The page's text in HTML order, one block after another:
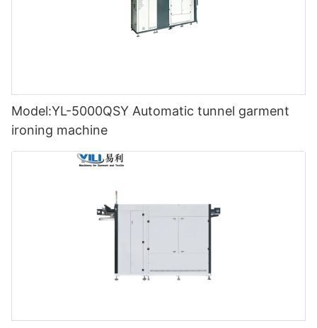
Model:YL-5000QSY Automatic tunnel garment
ironing machine